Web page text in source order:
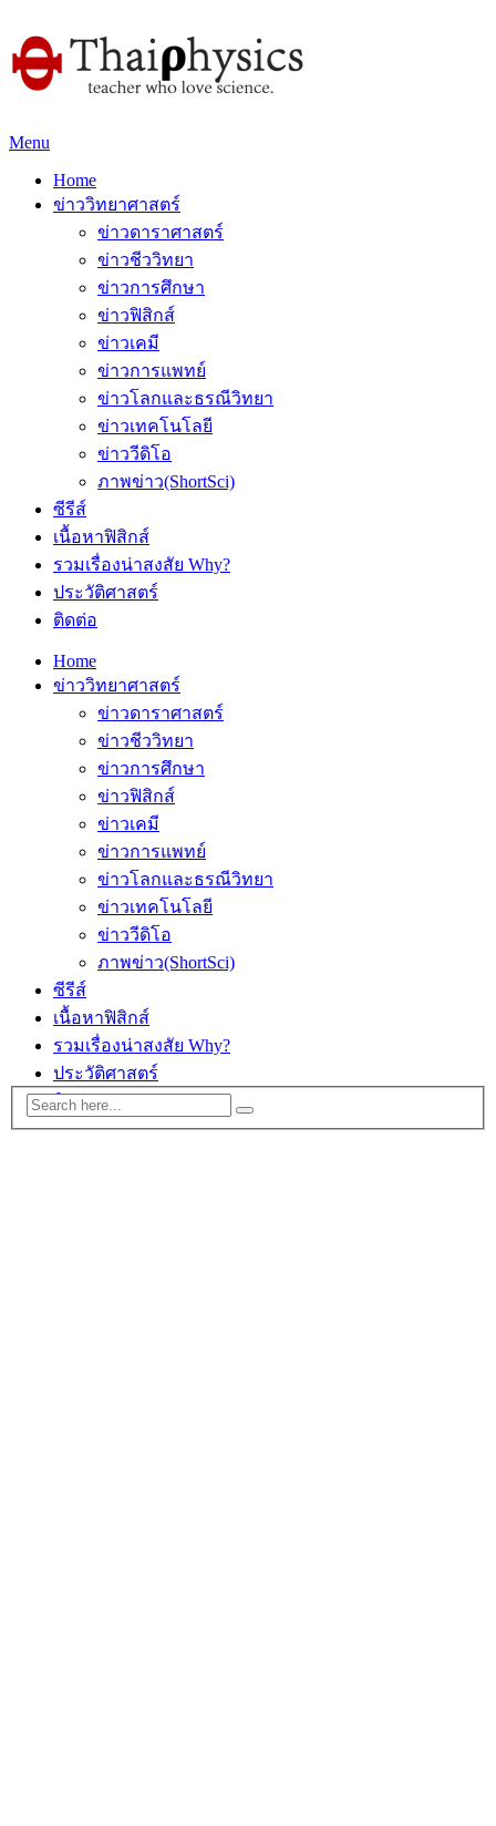
Menu
Home
ข่าววิทยาศาสตร์
ข่าวดาราศาสตร์
ข่าวชีววิทยา
ข่าวการศึกษา
ข่าวฟิสิกส์
ข่าวเคมี
ข่าวการแพทย์
ข่าวโลกและธรณีวิทยา
ข่าวเทคโนโลยี
ข่าววีดิโอ
ภาพข่าว(ShortSci)
ซีรีส์
เนื้อหาฟิสิกส์
รวมเรื่องน่าสงสัย Why?
ประวัติศาสตร์
ติดต่อ
Home
ข่าววิทยาศาสตร์
ข่าวดาราศาสตร์
ข่าวชีววิทยา
ข่าวการศึกษา
ข่าวฟิสิกส์
ข่าวเคมี
ข่าวการแพทย์
ข่าวโลกและธรณีวิทยา
ข่าวเทคโนโลยี
ข่าววีดิโอ
ภาพข่าว(ShortSci)
ซีรีส์
เนื้อหาฟิสิกส์
รวมเรื่องน่าสงสัย Why?
ประวัติศาสตร์
ติดต่อ